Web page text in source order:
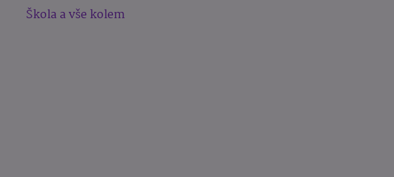
Škola a vše kolem